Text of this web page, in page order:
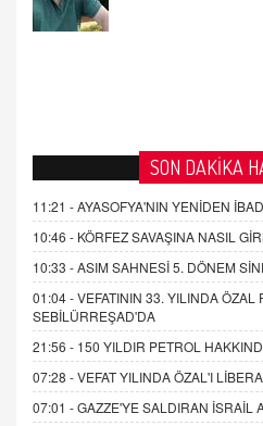
SON DAKİKA
11:21 -AYASOFYA'NIN YENİDEN
10:46 - KÖRFEZ SAVAŞINA NASIL
10:33 -ASIM SAHNESİ 5. DÖNEM
01:04 -VEFATININ 33. YILINDA ÖZAL
SEBİLÜRREŞAD'DA
21:56 - 150 YILDIR PETROL
07:28 -VEFAT YILINDA ÖZAL'I
07:01 -GAZZE'YE SALDIRAN İSRAİL